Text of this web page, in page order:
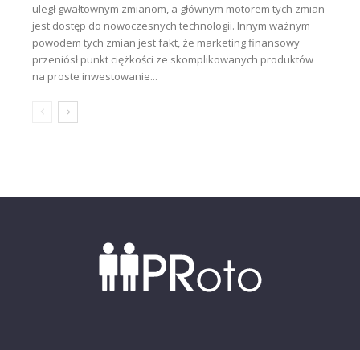
uległ gwałtownym zmianom, a głównym motorem tych zmian
jest dostęp do nowoczesnych technologii. Innym ważnym
powodem tych zmian jest fakt, że marketing finansowy
przeniósł punkt ciężkości ze skomplikowanych produktów
na proste inwestowanie...